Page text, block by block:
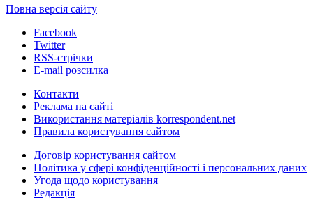
Повна версія сайту
Facebook
Twitter
RSS-стрічки
E-mail розсилка
Контакти
Реклама на сайті
Використання матеріалів korrespondent.net
Правила користування сайтом
Договір користування сайтом
Політика у сфері конфіденційності і персональних даних
Угода щодо користування
Редакція